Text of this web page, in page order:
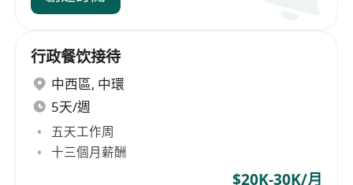
行政餐饮接待
中西區, 中環
5天/週
五天工作周
十三個月薪酬
$20K-30K/月